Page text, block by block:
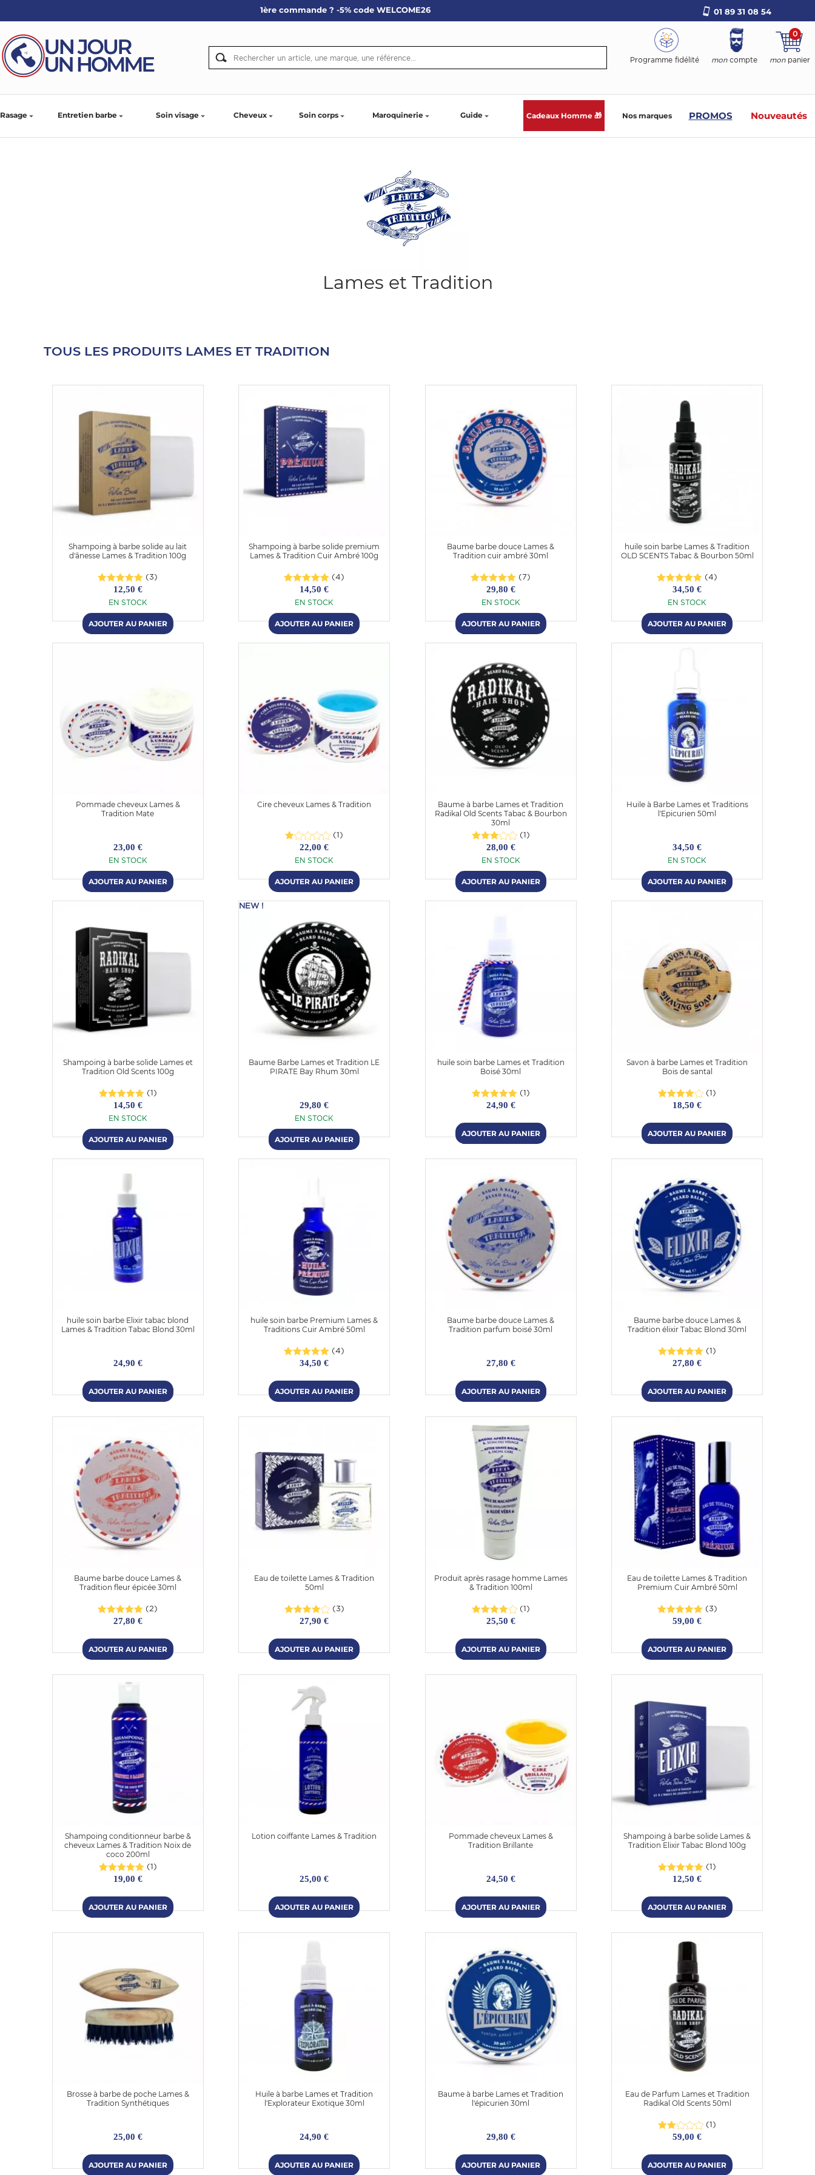
1ère commande ? -5% code WELCOME26 01 89 31 08 54
Programme fidélité mon compte mon panier
0
Rasage Entretien barbe Soin visage Cheveux Soin corps Maroquinerie Guide Cadeaux Homme 🎁 Nos marques PROMOS Nouveautés
Lames et Tradition
TOUS LES PRODUITS LAMES ET TRADITION
Shampoing à barbe solide au lait
d'ânesse Lames & Tradition 100g
(3)
12,50 €
EN STOCK
Shampoing à barbe solide premium
Lames & Tradition Cuir Ambré 100g
(4)
14,50 €
EN STOCK
Baume barbe douce Lames &
Tradition cuir ambré 30ml
(7)
29,80 €
EN STOCK
huile soin barbe Lames & Tradition
OLD SCENTS Tabac & Bourbon 50ml
(4)
34,50 €
EN STOCK
Pommade cheveux Lames &
Tradition Mate
23,00 €
EN STOCK
Cire cheveux Lames & Tradition
(1)
22,00 €
EN STOCK
Baume à barbe Lames et Tradition
Radikal Old Scents Tabac & Bourbon
30ml
(1)
28,00 €
EN STOCK
Huile à Barbe Lames et Traditions
l'Epicurien 50ml
34,50 €
EN STOCK
Shampoing à barbe solide Lames et
Tradition Old Scents 100g
(1)
14,50 €
EN STOCK
NEW !
Baume Barbe Lames et Tradition LE
PIRATE Bay Rhum 30ml
29,80 €
EN STOCK
huile soin barbe Lames et Tradition
Boisé 30ml
(1)
24,90 €
Savon à barbe Lames et Tradition
Bois de santal
(1)
18,50 €
huile soin barbe Elixir tabac blond
Lames & Tradition Tabac Blond 30ml
24,90 €
huile soin barbe Premium Lames &
Traditions Cuir Ambré 50ml
(4)
34,50 €
Baume barbe douce Lames &
Tradition parfum boisé 30ml
27,80 €
Baume barbe douce Lames &
Tradition élixir Tabac Blond 30ml
(1)
27,80 €
Baume barbe douce Lames &
Tradition fleur épicée 30ml
(2)
27,80 €
Eau de toilette Lames & Tradition
50ml
(3)
27,90 €
Produit après rasage homme Lames
& Tradition 100ml
(1)
25,50 €
Eau de toilette Lames & Tradition
Premium Cuir Ambré 50ml
(3)
59,00 €
Shampoing conditionneur barbe &
cheveux Lames & Tradition Noix de
coco 200ml
(1)
19,00 €
Lotion coiffante Lames & Tradition
25,00 €
Pommade cheveux Lames &
Tradition Brillante
24,50 €
Shampoing à barbe solide Lames &
Tradition Elixir Tabac Blond 100g
(1)
12,50 €
Brosse à barbe de poche Lames &
Tradition Synthétiques
25,00 €
Huile à barbe Lames et Tradition
l'Explorateur Exotique 30ml
24,90 €
Baume à barbe Lames et Tradition
l'épicurien 30ml
29,80 €
Eau de Parfum Lames et Tradition
Radikal Old Scents 50ml
(1)
59,00 €